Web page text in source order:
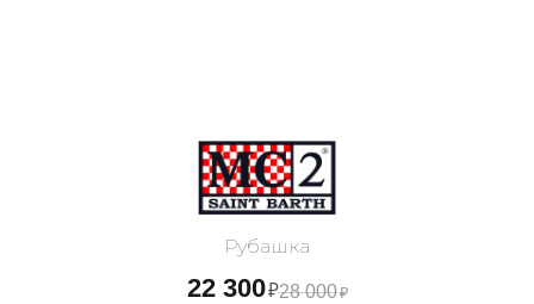
Рубашка
22 300₽28 000₽